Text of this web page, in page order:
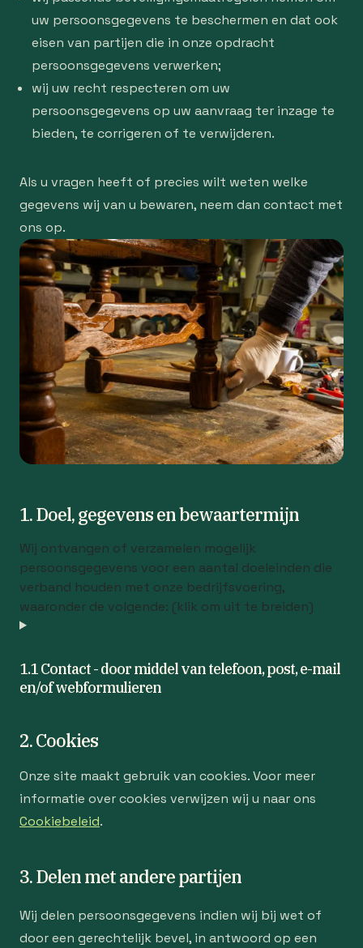
uw persoonsgegevens te beschermen en dat ook
eisen van partijen die in onze opdracht
persoonsgegevens verwerken;
wij uw recht respecteren om uw
persoonsgegevens op uw aanvraag ter inzage te
bieden, te corrigeren of te verwijderen.
Als u vragen heeft of precies wilt weten welke
gegevens wij van u bewaren, neem dan contact met
ons op.
1. Doel, gegevens en bewaartermijn
Wij ontvangen of verzamelen mogelijk
persoonsgegevens voor een aantal doeleinden die
verband houden met onze bedrijfsvoering,
waaronder de volgende: (klik om uit te breiden)
1.1 Contact - door middel van telefoon, post, e-mail
en/of webformulieren
2. Cookies
Onze site maakt gebruik van cookies. Voor meer
informatie over cookies verwijzen wij u naar ons
Cookiebeleid.
3. Delen met andere partijen
Wij delen persoonsgegevens indien wij bij wet of
door een gerechtelijk bevel, in antwoord op een